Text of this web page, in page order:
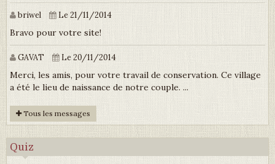
briwel Le 21/11/2014
Bravo pour votre site!
GAVAT Le 20/11/2014
Merci, les amis, pour votre travail de conservation. Ce village
a été le lieu de naissance de notre couple. ...
Tous les messages
Quiz